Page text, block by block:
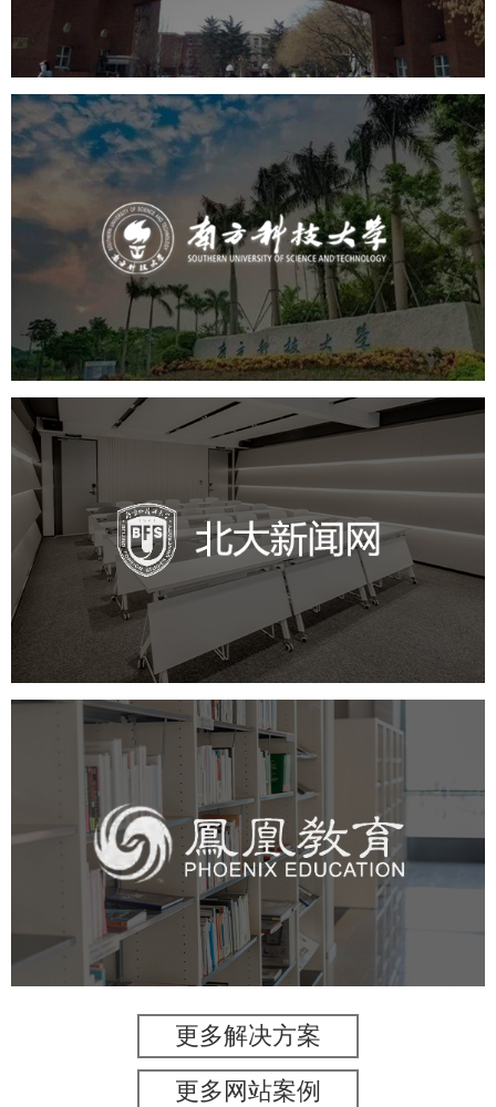
大学网站建设
高校网站建设
南方科技大学
高校 大学网站建设
高校网站建设
学校网站建设
教育网站建设
北外新闻网
培训教育 品牌官网 高校
学校网站建设
教育网站建设
凤凰教育
培训教育 高校 教育网站建设
学校网站建设
大学网站建设
高校网站建设
更多解决方案
更多网站案例